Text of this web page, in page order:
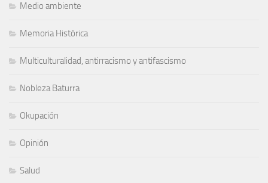
Medio ambiente
Memoria Histórica
Multiculturalidad, antirracismo y antifascismo
Nobleza Baturra
Okupación
Opinión
Salud